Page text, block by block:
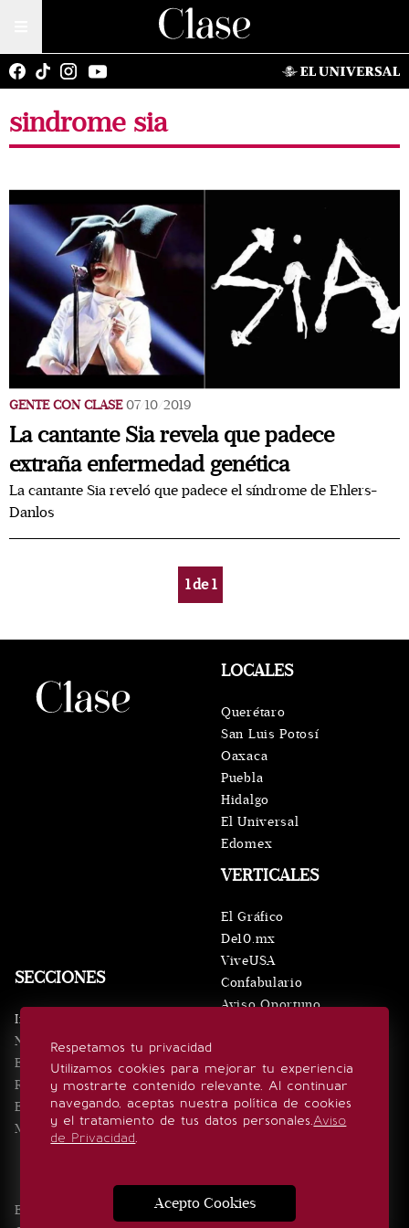
sindrome sia
GENTE CON CLASE 07/10/2019
La cantante Sia revela que padece
extraña enfermedad genética
La cantante Sia reveló que padece el síndrome de Ehlers-
Danlos
1de1
Respetamos tu privacidad
Utilizamos cookies para mejorar tu experiencia
y mostrarte contenido relevante. Al continuar
navegando, aceptas nuestra política de cookies
y el tratamiento de tus datos personales.Aviso
de Privacidad.
Acepto Cookies
SECCIONES
Inicio
Noticias
Eventos
Realeza
Estilo de vida
Minuto x Minuto
VERTICALES
El Gráfico
De10.mx
ViveUSA
Confabulario
Aviso Oportuno
LOCALES
Querétaro
San Luis Potosí
Oaxaca
Puebla
Hidalgo
El Universal
Edomex
SÍGUENOS
Edición Impresa Noticias Quiénes somos